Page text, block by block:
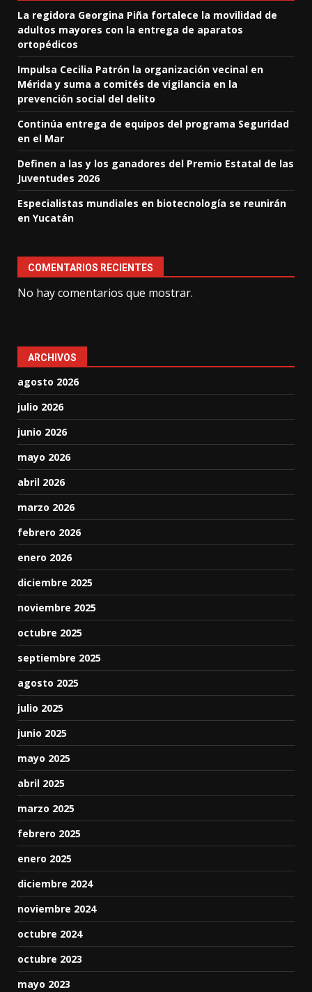
La regidora Georgina Piña fortalece la movilidad de
adultos mayores con la entrega de aparatos
ortopédicos
Impulsa Cecilia Patrón la organización vecinal en
Mérida y suma a comités de vigilancia en la
prevención social del delito
Continúa entrega de equipos del programa Seguridad
en el Mar
Definen a las y los ganadores del Premio Estatal de las
Juventudes 2026
Especialistas mundiales en biotecnología se reunirán
en Yucatán
COMENTARIOS RECIENTES
No hay comentarios que mostrar.
ARCHIVOS
agosto 2026
julio 2026
junio 2026
mayo 2026
abril 2026
marzo 2026
febrero 2026
enero 2026
diciembre 2025
noviembre 2025
octubre 2025
septiembre 2025
agosto 2025
julio 2025
junio 2025
mayo 2025
abril 2025
marzo 2025
febrero 2025
enero 2025
diciembre 2024
noviembre 2024
octubre 2024
octubre 2023
mayo 2023